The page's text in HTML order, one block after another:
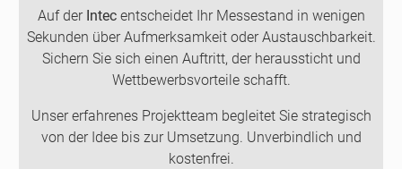
Auf der Intecentscheidet Ihr Messestand in wenigen
Sekunden über Aufmerksamkeit oder Austauschbarkeit.
Sichern Sie sich einen Auftritt, der heraussticht und
Wettbewerbsvorteile schafft.
Unser erfahrenes Projektteam begleitet Sie strategisch
von der Idee bis zur Umsetzung. Unverbindlich und
kostenfrei.